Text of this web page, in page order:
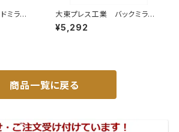
ミラー/
ハイ
647
大東プレス工業 バックミラーH
400 ｺﾊﾞﾝ L005 黒 J08
330×170 DI-8B
¥5,292
商品一覧に戻る